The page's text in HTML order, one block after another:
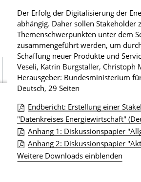
a
t
i
o
n
a
d
s
z
u
r
u
b
l
i
Der Erfolg der Digitalisierung der
abhängig. Daher sollen Stakeholder
Themenschwerpunkten unter dem
zusammengeführt werden, um
Schaffung neuer Produkte und
Veseli, Katrin Burgstaller, Christoph
Herausgeber: Bundesministerium
Deutsch, 29 Seiten
D
o
w
n
Endbericht: Erstellung einer
"Datenkreises Energiewirtschaft"
Anhang 1: Diskussionspapier
Anhang 2: Diskussionspapier
Weitere Downloads einblenden